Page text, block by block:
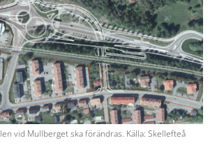
vid Mullberget ska förändras. Källa: Skellefteå